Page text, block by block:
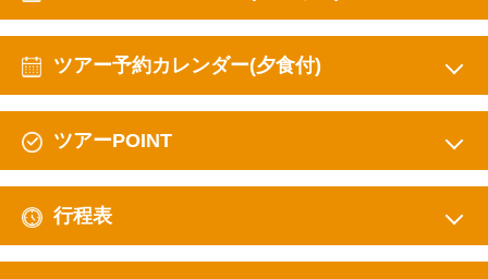
ツアー予約カレンダー(夕食付)
ツアーPOINT
行程表